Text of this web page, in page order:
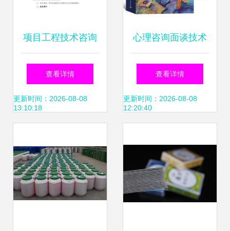
项目工程技术咨询
服务合同范本（技
术咨询）
查看详情
更新时间：2026-08-08
13:10:18
心理咨询面谈技术
探索萨默斯视角下
的专业成长之路
查看详情
更新时间：2026-08-08
12:20:40